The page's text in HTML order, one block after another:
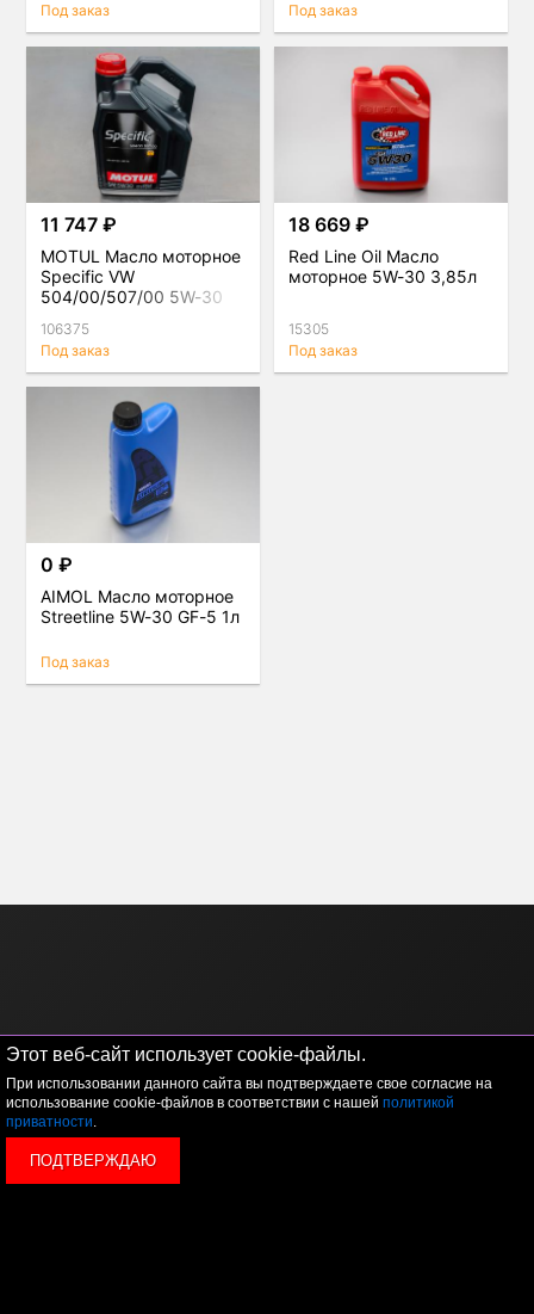
Этот веб-сайт использует cookie-файлы.
При использовании данного сайта вы подтверждаете свое согласие на
использование cookie-файлов в соответствии с нашей политикой
приватности.
ПОДТВЕРЖДАЮ
Под заказ
Под заказ
11 747 ₽
MOTUL Масло моторное
Specific VW
504/00/507/00 5W-30
106375
Под заказ
18 669 ₽
Red Line Oil Масло
моторное 5W-30 3,85л
15305
Под заказ
0 ₽
AIMOL Масло моторное
Streetline 5W-30 GF-5 1л
Под заказ
Отправьте заявку и мы перезвоним
вам в течение одной минуты